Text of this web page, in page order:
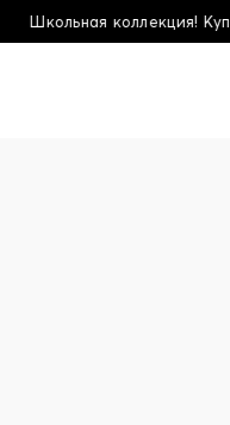
больше - плати меньше!